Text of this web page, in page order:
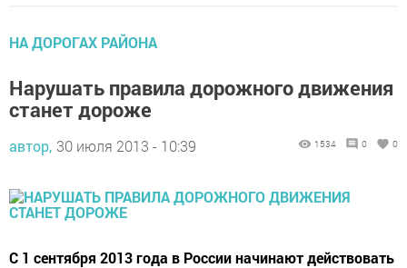
НА ДОРОГАХ РАЙОНА
Нарушать правила дорожного движения
станет дороже
автор, 30 июля 2013 - 10:39 1534 0 0
С 1 сентября 2013 года в России начинают действовать